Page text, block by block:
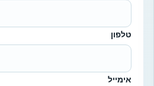
טלפון
אימייל